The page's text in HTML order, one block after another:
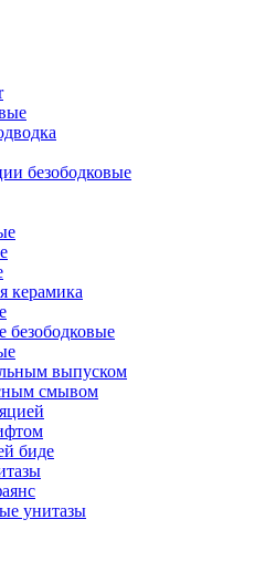
безободковые
керамика
безободковые
выпуском
смывом
биде
унитазы